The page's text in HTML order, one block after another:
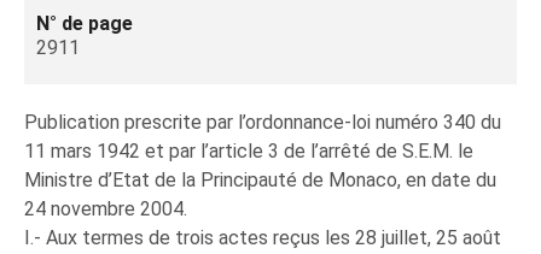
N° de page
2911
Publication prescrite par l’ordonnance-loi numéro 340 du
11 mars 1942 et par l’article 3 de l’arrêté de S.E.M. le
Ministre d’Etat de la Principauté de Monaco, en date du
24 novembre 2004.
I.- Aux termes de trois actes reçus les 28 juillet, 25 août